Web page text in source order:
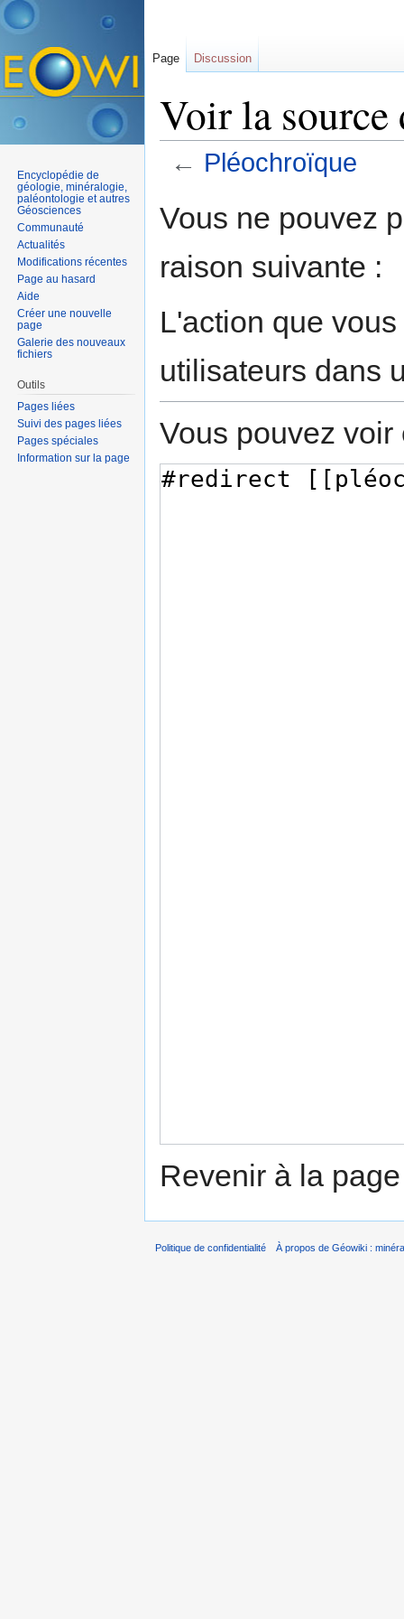
Voir la source
← Pléochroïque
Vous ne pouvez
raison suivante :
L'action que
utilisateurs dans
Vous pouvez
Revenir à la
Page Discussion
Encyclopédie de
géologie, minéralogie,
paléontologie et autres
Géosciences
Communauté
Actualités
Modifications récentes
Page au hasard
Aide
Créer une nouvelle
page
Galerie des nouveaux
fichiers
Outils
Pages liées
Suivi des pages liées
Pages spéciales
Information sur la page
Politique de confidentialité À propos de Géowiki :